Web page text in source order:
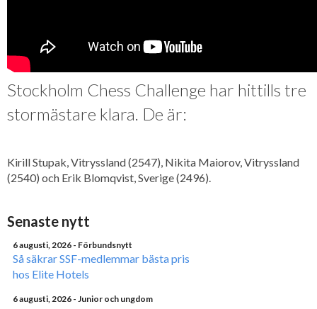
Stockholm Chess Challenge har hittills tre
stormästare klara. De är:
Kirill Stupak, Vitryssland (2547), Nikita Maiorov, Vitryssland
(2540) och Erik Blomqvist, Sverige (2496).
Senaste nytt
6 augusti, 2026 - Förbundsnytt
Så säkrar SSF-medlemmar bästa pris
hos Elite Hotels
6 augusti, 2026 - Junior och ungdom